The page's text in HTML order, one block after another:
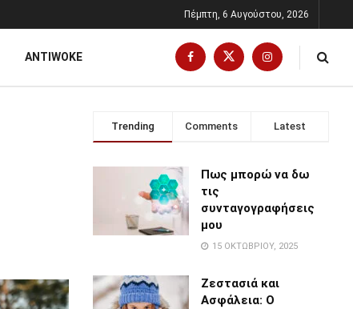
Πέμπτη, 6 Αυγούστου, 2026
ANTIWOKE
Trending Comments Latest
Πως μπορώ να δω
τις
συνταγογραφήσεις
μου
15 ΟΚΤΩΒΡΊΟΥ, 2025
Ζεστασιά και
Ασφάλεια: Ο